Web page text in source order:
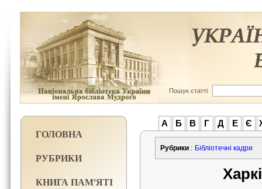
Пошук статті
ГОЛОВНА
РУБРИКИ
КНИГА ПАМ'ЯТІ
А Б В Г Д Е Є
Рубрики : Бібліотечні кадри